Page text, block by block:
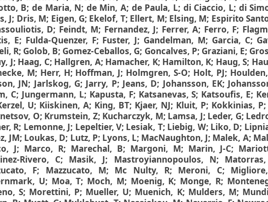
B; de Maria, N; de Min, A; de Paula, L; di Ciaccio, L; di
J; Dris, M; Eigen, G; Ekelof, T; Ellert, M; Elsing, M; Espirito
D; Feindt, M; Fernandez, J; Ferrer, A; Ferro, F;
E; Fulda-Quenzer, F; Fuster, J; Gandelman, M; Garcia, C;
R; Golob, B; Gomez-Ceballos, G; Goncalves, P; Graziani, E;
J; Haag, C; Hallgren, A; Hamacher, K; Hamilton, K; Haug, S;
M; Herr, H; Hoffman, J; Holmgren, S-O; Holt, PJ;
JN; Jarlskog, G; Jarry, P; Jeans, D; Johansson, EK;
C; Jungermann, L; Kapusta, F; Katsanevas, S; Katsoufis, E;
U; Kiiskinen, A; King, BT; Kjaer, NJ; Kluit, P; Kokkinias, P;
O; Krumstein, Z; Kucharczyk, M; Lamsa, J; Leder, G;
R; Lemonne, J; Lepeltier, V; Lesiak, T; Liebig, W; Liko, D;
JM; Loukas, D; Lutz, P; Lyons, L; MacNaughton, J; Malek, A;
J; Marco, R; Marechal, B; Margoni, M; Marin, J-C;
Rivero, C; Masik, J; Mastroyiannopoulos, N;
F; Mazzucato, M; Mc Nulty, R; Meroni, C;
U; Moa, T; Moch, M; Moenig, K; Monge, R;
S; Morettini, P; Mueller, U; Muenich, K; Mulders, M;